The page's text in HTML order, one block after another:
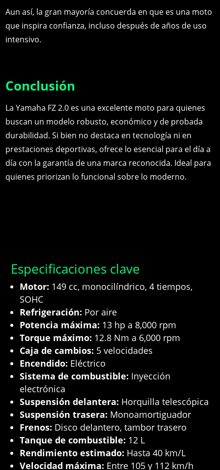
Aun así, la gran mayoría concuerda en que es una moto
que inspira confianza, incluso después de años de uso
intensivo.
Conclusión
La Yamaha FZ 2.0 es una excelente moto para quienes
buscan un modelo robusto, económico y de probada
durabilidad. Si bien no destaca en tecnología ni en
prestaciones deportivas, ofrece lo esencial para el día a
día con la garantía de una marca reconocida. Ideal para
quienes priorizan lo funcional sobre lo moderno.
Especificaciones clave
Motor: 149 cc, monocilíndrico, 4 tiempos,
SOHC
Refrigeración: Por aire
Potencia máxima: 13 hp a 8,000 rpm
Torque máximo: 12.8 Nm a 6,000 rpm
Caja de cambios: 5 velocidades
Encendido: Eléctrico
Sistema de combustible: Inyección
electrónica
Suspensión delantera: Horquilla telescópica
Suspensión trasera: Monoamortiguador
Frenos: Disco delantero, tambor trasero
Tanque de combustible: 12 L
Rendimiento estimado: Hasta 40 km/L
Velocidad máxima: Entre 105 y 112 km/h